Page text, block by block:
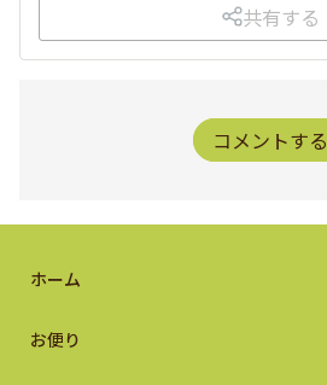
共有する
コメントする
ホーム
お便り